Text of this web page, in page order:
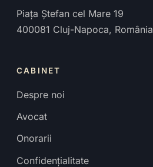
Piața Ștefan cel Mare 19
400081 Cluj-Napoca, România
CABINET
Despre noi
Avocat
Onorarii
Confidențialitate